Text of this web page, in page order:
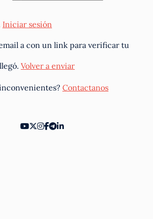
Iniciar sesión
a con un link para verificar tu
Volver a enviar
Contactanos